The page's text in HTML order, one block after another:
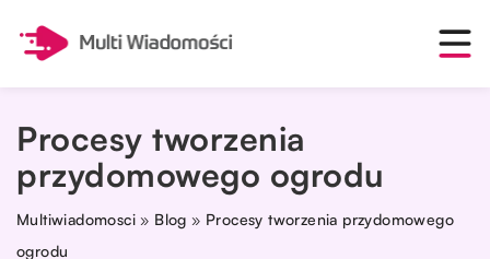
Procesy tworzenia
przydomowego ogrodu
Multiwiadomosci » Blog » Procesy tworzenia przydomowego
ogrodu